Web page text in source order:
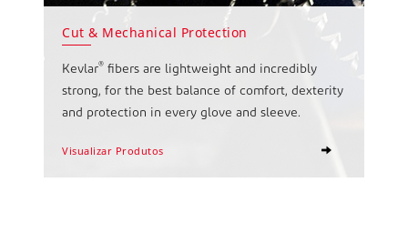
Cut & Mechanical Protection
Kevlar® fibers are lightweight and incredibly
strong, for the best balance of comfort, dexterity
and protection in every glove and sleeve.
Visualizar Produtos